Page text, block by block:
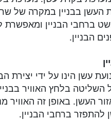
העשן בבניין במקרה של
הבניין ומאפשרת
הבניין.
עשן הינו על ידי יצירת
בלחץ האוויר
העשן. באופן זה האוויר
להתפזר ברחבי הבניין.